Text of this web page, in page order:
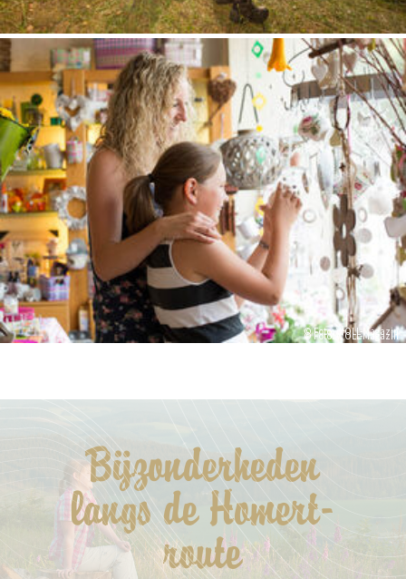
© Foto: WOLL-Magazin
© Foto: WOLL-Magazin
Bijzonderheden
langs de Homert-
route